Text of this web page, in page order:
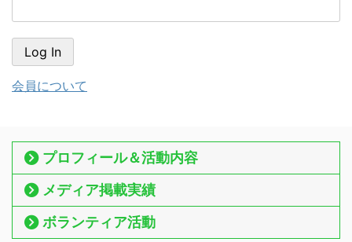
会員について
プロフィール＆活動内容
メディア掲載実績
ボランティア活動